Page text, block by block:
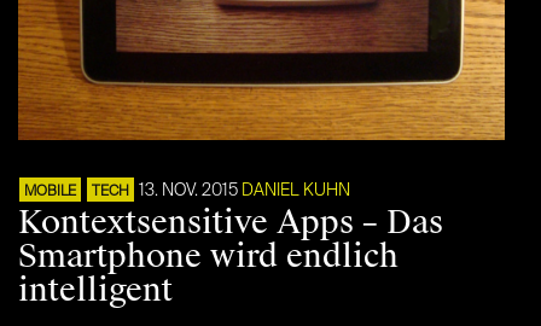
MOBILE TECH 13. NOV. 2015 DANIEL KUHN
Kontextsensitive Apps – Das
Smartphone wird endlich
intelligent